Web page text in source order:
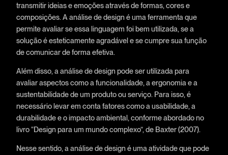
transmitir ideias e emoções através de formas, cores e
composições. A análise de design é uma ferramenta que
permite avaliar se essa linguagem foi bem utilizada, se a
solução é esteticamente agradável e se cumpre sua função
de comunicar de forma efetiva.
Além disso, a análise de design pode ser utilizada para
avaliar aspectos como a funcionalidade, a ergonomia e a
sustentabilidade de um produto ou serviço. Para isso, é
necessário levar em conta fatores como a usabilidade, a
durabilidade e o impacto ambiental, conforme abordado no
livro “Design para um mundo complexo”, de Baxter (2007).
Nesse sentido, a análise de design é uma atividade que pode